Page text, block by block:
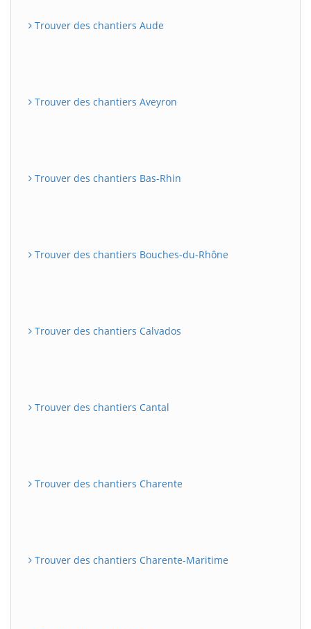
Trouver des chantiers Aude
Trouver des chantiers Aveyron
Trouver des chantiers Bas-Rhin
Trouver des chantiers Bouches-du-Rhône
Trouver des chantiers Calvados
Trouver des chantiers Cantal
Trouver des chantiers Charente
Trouver des chantiers Charente-Maritime